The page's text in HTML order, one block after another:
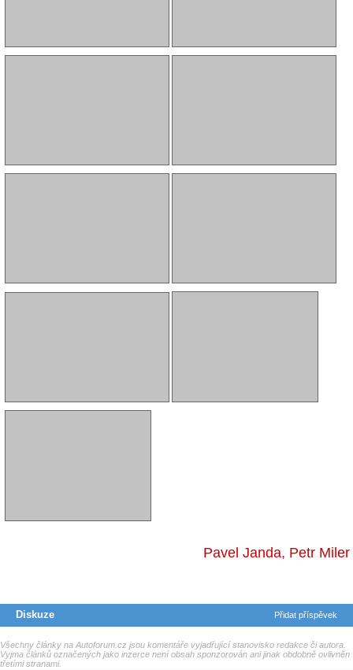
Pavel Janda, Petr Miler
Diskuze Přidat příspěvek
Všechny články na Autoforum.cz jsou komentáře vyjadřující stanovisko redakce či autora.
Vyjma článků označených jako inzerce není obsah sponzorován ani jinak obdobně ovlivněn
třetími stranami.